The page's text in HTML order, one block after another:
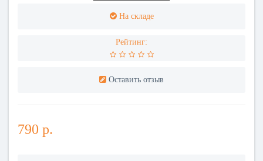
На складе
Рейтинг:
Оставить отзыв
790 р.